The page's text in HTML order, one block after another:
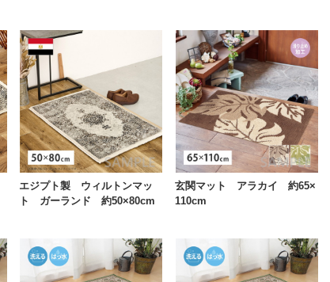
エジプト製 ウィルトンマッ
ト ガーランド 約50×80cm
玄関マット アラカイ 約65×
110cm